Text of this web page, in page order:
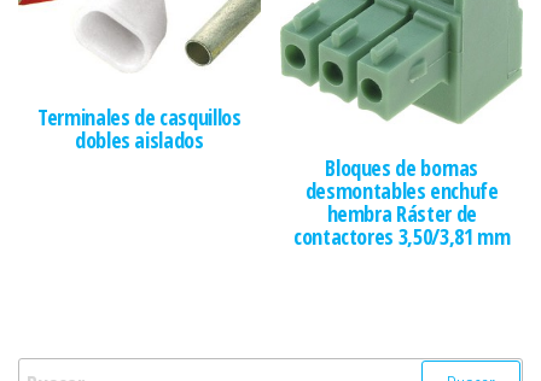
Terminales de casquillos
dobles aislados
Bloques de bornas
desmontables enchufe
hembra Ráster de
contactores 3,50/3,81 mm
Buscar: